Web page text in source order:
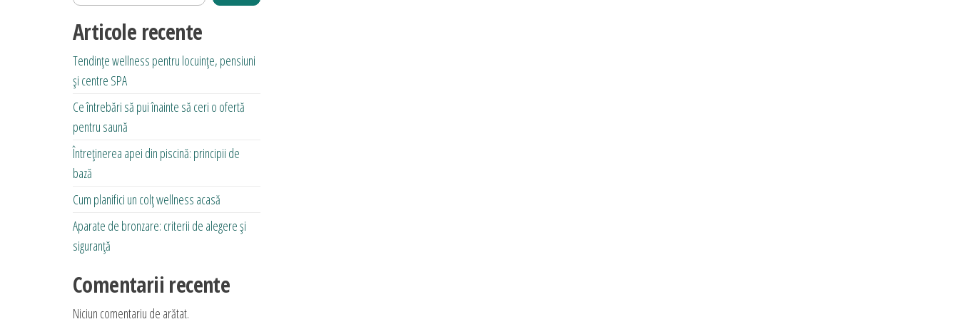
Articole recente
Tendințe wellness pentru locuințe, pensiuni
și centre SPA
Ce întrebări să pui înainte să ceri o ofertă
pentru saună
Întreținerea apei din piscină: principii de
bază
Cum planifici un colț wellness acasă
Aparate de bronzare: criterii de alegere și
siguranță
Comentarii recente
Niciun comentariu de arătat.